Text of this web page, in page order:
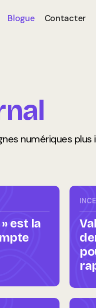
Blogue Contacter
numériques plus
est la